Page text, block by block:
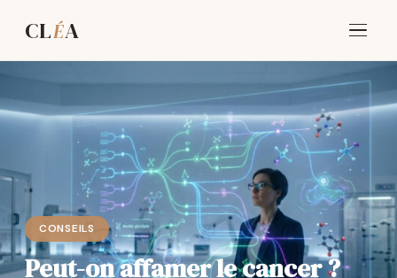
CLÉA
CONSEILS
Peut-on affamer le cancer ?